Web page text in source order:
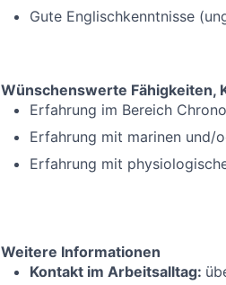
Gute Englischkenntnisse
Wünschenswerte Fähigkeiten,
Erfahrung im Bereich
Erfahrung mit marinen und/
Erfahrung mit
Weitere Informationen
Kontakt im Arbeitsalltag: